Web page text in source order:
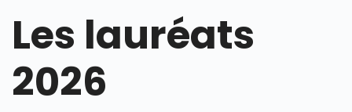
Les lauréats
2026